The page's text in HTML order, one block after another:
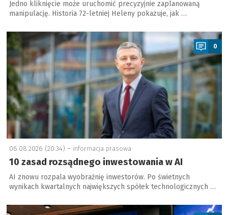
Jedno kliknięcie może uruchomić precyzyjnie zaplanowaną
manipulację. Historia 72-letniej Heleny pokazuje, jak …
a
0
06.08.2026 (20:34) – informacja prasowa
10 zasad rozsądnego inwestowania w AI
AI znowu rozpala wyobraźnię inwestorów. Po świetnych
wynikach kwartalnych największych spółek technologicznych …
a